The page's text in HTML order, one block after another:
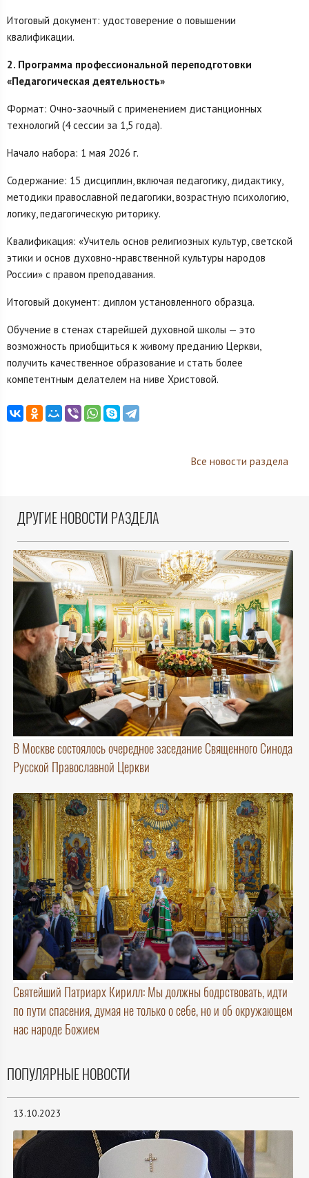
Итоговый документ: удостоверение о повышении
квалификации.
2. Программа профессиональной переподготовки
«Педагогическая деятельность»
Формат: Очно-заочный с применением дистанционных
технологий (4 сессии за 1,5 года).
Начало набора: 1 мая 2026 г.
Содержание: 15 дисциплин, включая педагогику, дидактику,
методики православной педагогики, возрастную психологию,
логику, педагогическую риторику.
Квалификация: «Учитель основ религиозных культур, светской
этики и основ духовно-нравственной культуры народов
России» с правом преподавания.
Итоговый документ: диплом установленного образца.
Обучение в стенах старейшей духовной школы — это
возможность приобщиться к живому преданию Церкви,
получить качественное образование и стать более
компетентным делателем на ниве Христовой.
Все новости раздела
ДРУГИЕ НОВОСТИ РАЗДЕЛА
В Москве состоялось очередное заседание Священного Синода
Русской Православной Церкви
Святейший Патриарх Кирилл: Мы должны бодрствовать, идти
по пути спасения, думая не только о себе, но и об окружающем
нас народе Божием
ПОПУЛЯРНЫЕ НОВОСТИ
13.10.2023